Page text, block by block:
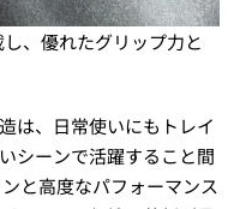
、優れたグリップ力と
は、日常使いにもトレイ
シーンで活躍すること間
と高度なパフォーマンス